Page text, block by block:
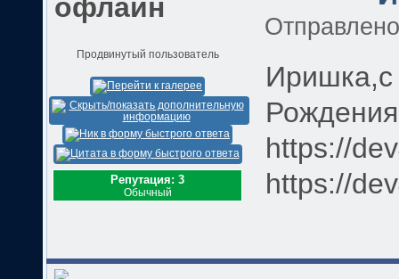
Продвинутый пользователь
Репутация: 3
Обычный
https://
https://